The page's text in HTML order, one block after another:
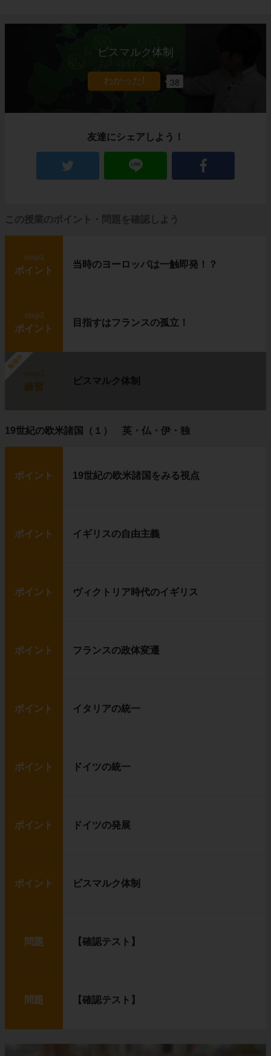
ビスマルク体制
38
友達にシェアしよう！
この授業のポイント・問題を確認しよう
step1
ポイント
当時のヨーロッパは一触即発！？
step2
ポイント
目指すはフランスの孤立！
勉強中
練習
ビスマルク体制
19世紀の欧米諸国（１） 英・仏・伊・独
ポイント 19世紀の欧米諸国をみる視点
ポイント イギリスの自由主義
ポイント ヴィクトリア時代のイギリス
ポイント フランスの政体変遷
ポイント イタリアの統一
ポイント ドイツの統一
ポイント ドイツの発展
ポイント ビスマルク体制
問題 【確認テスト】
問題 【確認テスト】